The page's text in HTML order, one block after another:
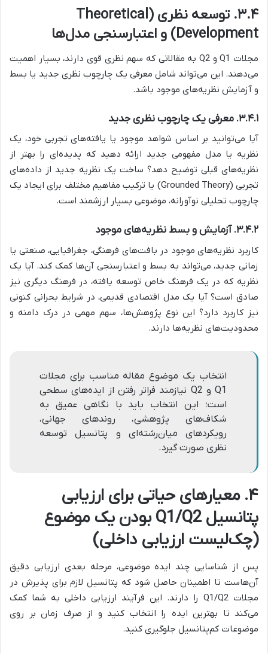
۳.۴. توسعه نظری (Theoretical
Development) و اعتبارسنجی مدل‌ها
مجلات Q1 و Q2 به مقالاتی که سهم نظری قوی دارند، بسیار اهمیت
می‌دهند. این می‌تواند شامل معرفی یک چارچوب نظری جدید یا بسط
و آزمایش نظریه‌های موجود باشد.
۳.۴.۱. معرفی یک چارچوب نظری جدید
آیا می‌توانید بر اساس شواهد موجود یا یافته‌های تجربی خود، یک
نظریه یا مدل مفهومی جدید ارائه دهید که پدیده‌ای را بهتر از
نظریه‌های قبلی توضیح دهد؟ ساخت یک نظریه جدید از داده‌های
تجربی (Grounded Theory) یا ترکیب مفاهیم مختلف برای ایجاد یک
چارچوب تحلیلی نوآورانه، موضوعی بسیار ارزشمند است.
۳.۴.۲. آزمایش و بسط نظریه‌های موجود
کاربرد نظریه‌های موجود در بافت‌های فرهنگی، جغرافیایی، صنعتی یا
زمانی جدید، می‌تواند به بسط و اعتبارسنجی آن‌ها کمک کند. آیا یک
نظریه که در یک فرهنگ خاص توسعه یافته، در فرهنگ دیگری نیز
صادق است؟ آیا یک مدل اقتصادی قدیمی، در شرایط بحرانی کنونی
نیز کاربرد دارد؟ این نوع پژوهش‌ها، سهم مهمی در درک دامنه و
محدودیت‌های نظریه‌ها دارند.
انتخاب یک موضوع مقاله مناسب برای مجلات
Q1 و Q2 نیازمند فراتر رفتن از ایده‌های سطحی
است؛ این انتخاب باید با نگاهی عمیق به
شکاف‌های پژوهشی، روندهای جهانی،
رویکردهای میان‌رشته‌ای و پتانسیل توسعه
نظری صورت گیرد.
۴. معیارهای حیاتی برای ارزیابی
پتانسیل Q1/Q2 بودن یک موضوع
(چک‌لیست ارزیابی داخلی)
پس از شناسایی چند ایده موضوعی، مرحله بعدی ارزیابی دقیق
آن‌هاست تا اطمینان حاصل شود که پتانسیل لازم برای پذیرش در
مجلات Q1/Q2 را دارند. این فرآیند ارزیابی داخلی به شما کمک
می‌کند تا بهترین ایده را انتخاب کنید و از صرف زمان بر روی
موضوعات کم‌پتانسیل جلوگیری کنید.